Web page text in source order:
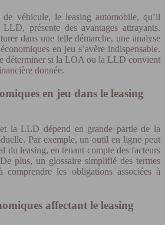
de véhicule, le leasing automobile, qu’il
présente des avantages attrayants.
dans une telle démarche, une analyse
en jeu s’avère indispensable.
déterminer si la LOA ou la LLD convient
donnée.
en jeu dans le leasing
la LLD dépend en grande partie de la
Par exemple, un outil en ligne peut
du leasing, en tenant compte des facteurs
plus, un glossaire simplifié des termes
comprendre les obligations associées à
affectant le leasing